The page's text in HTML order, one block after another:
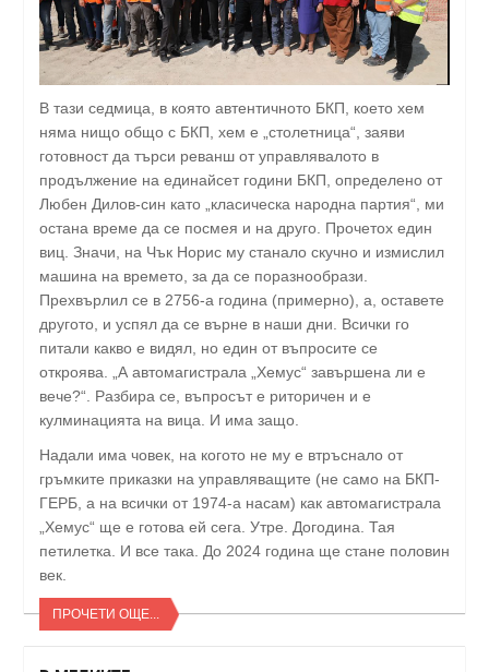
В тази седмица, в която автентичното БКП, което хем
няма нищо общо с БКП, хем е „столетница“, заяви
готовност да търси реванш от управлявалото в
продължение на единайсет години БКП, определено от
Любен Дилов-син като „класическа народна партия“, ми
остана време да се посмея и на друго. Прочетох един
виц. Значи, на Чък Норис му станало скучно и измислил
машина на времето, за да се поразнообрази.
Прехвърлил се в 2756-а година (примерно), а, оставете
другото, и успял да се върне в наши дни. Всички го
питали какво е видял, но един от въпросите се
откроява. „А автомагистрала „Хемус“ завършена ли е
вече?“. Разбира се, въпросът е риторичен и е
кулминацията на вица. И има защо.
Надали има човек, на когото не му е втръснало от
гръмките приказки на управляващите (не само на БКП-
ГЕРБ, а на всички от 1974-а насам) как автомагистрала
„Хемус“ ще е готова ей сега. Утре. Догодина. Тая
петилетка. И все така. До 2024 година ще стане половин
век.
ПРОЧЕТИ ОЩЕ...